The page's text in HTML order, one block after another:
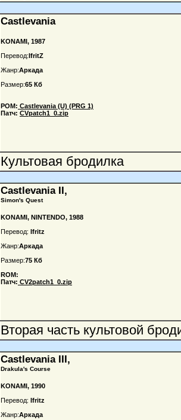
Castlevania
KONAMI, 1987
Перевод:IfritZ
Жанр:Аркада
Размер:65 Кб
РОМ: Castlevania (U) (PRG 1)
Патч: CVpatch1_0.zip
Культовая бродилка
Castlevania II,
Simon's Quest
KONAMI, NINTENDO, 1988
Перевод: Ifritz
Жанр:Аркада
Размер:75 Кб
ROM:
Патч: CV2patch1_0.zip
Вторая часть культовой
Castlevania III,
Drakula's Course
KONAMI, 1990
Перевод: Ifritz
Жанр:Аркада